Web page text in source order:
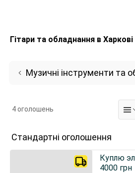
Гітари та обладнання в Харкові
Музичні інструменти та
4 оголошень
Стандартні оголошення
Куплю
4000 грн